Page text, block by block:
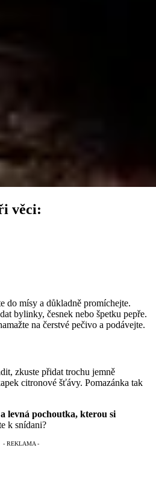
věci:
do mísy a důkladně promíchejte.
bylinky, česnek nebo špetku pepře.
na čerstvé pečivo a podávejte.
zkuste přidat trochu jemně
citronové šťávy. Pomazánka tak
levná pochoutka, kterou si
k snídani?